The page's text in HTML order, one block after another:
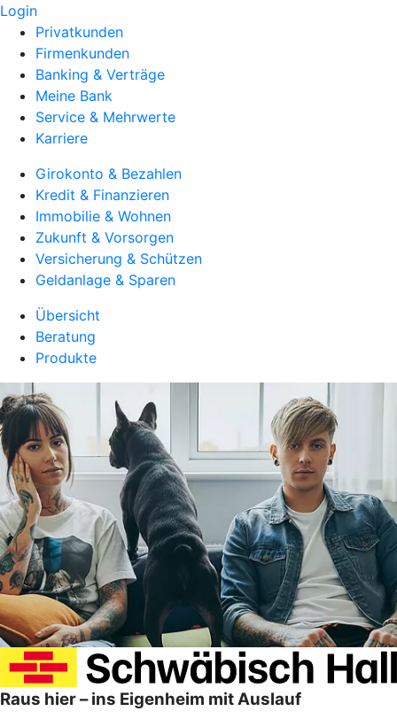
Login
Privatkunden
Firmenkunden
Banking & Verträge
Meine Bank
Service & Mehrwerte
Karriere
Girokonto & Bezahlen
Kredit & Finanzieren
Immobilie & Wohnen
Zukunft & Vorsorgen
Versicherung & Schützen
Geldanlage & Sparen
Übersicht
Beratung
Produkte
Raus hier – ins Eigenheim mit Auslauf